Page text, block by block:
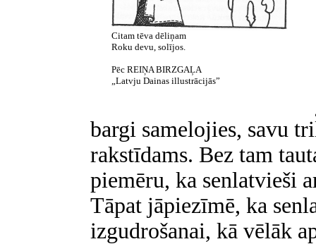
Citam tēva dēliņam
Roku devu, solījos.
Pēc REIŅA BIRZGAĻA
„Latvju Dainas illustrācijās”
bargi samelojies, savu
rakstīdams. Bez tam
piemēru, ka senlatvieši
Tāpat jāpiezīmē, ka
izgudrošanai, kā vēlāk